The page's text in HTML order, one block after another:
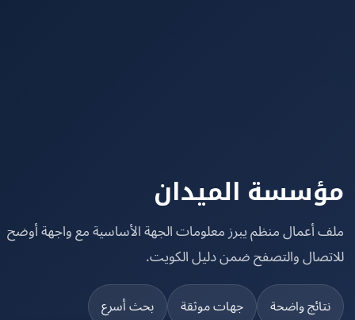
الميدان
منظم يبرز معلومات الجهة الأساسية مع واجهة أوضح
والتصفح ضمن دليل الكويت.
واضحة جهات موثقة بحث أسرع